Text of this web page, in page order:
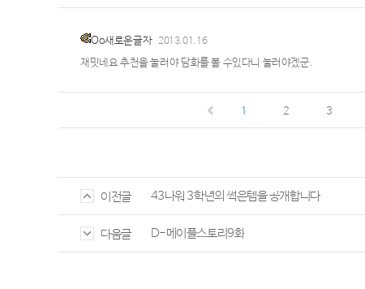
Oo새로운글자 2013.01.16
재밋네요 추천을 눌러야 담화를 볼 수있다니 눌러야겠군.
1 2 3
이전글 43나워 3학년의 썩은템을 공개합니다
다음글 D-메이플스토리9화